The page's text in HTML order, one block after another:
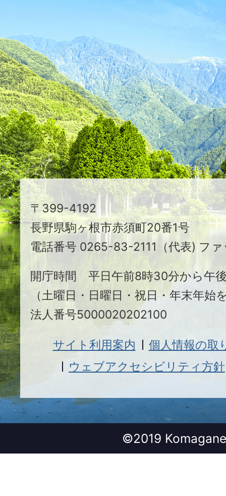
が
た
つ
映
え
る
ま
ち
駒
ヶ
根
市
〒399-4192
長野県駒ヶ根市赤須町20番1号
電話番号 0265-83-2111（代表) フ
開庁時間 平日午前8時30分から午
（土曜日・日曜日・祝日・年末年始
法人番号5000020202100
サイト利用案内
個人情報の取
ウェブアクセシビリティ方針
©2019